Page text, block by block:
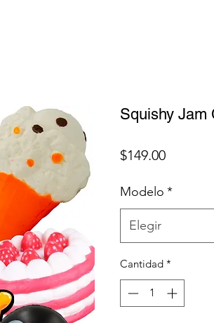
Squishy Jam
$149.00Precio
Modelo *
Elegir
Cantidad *